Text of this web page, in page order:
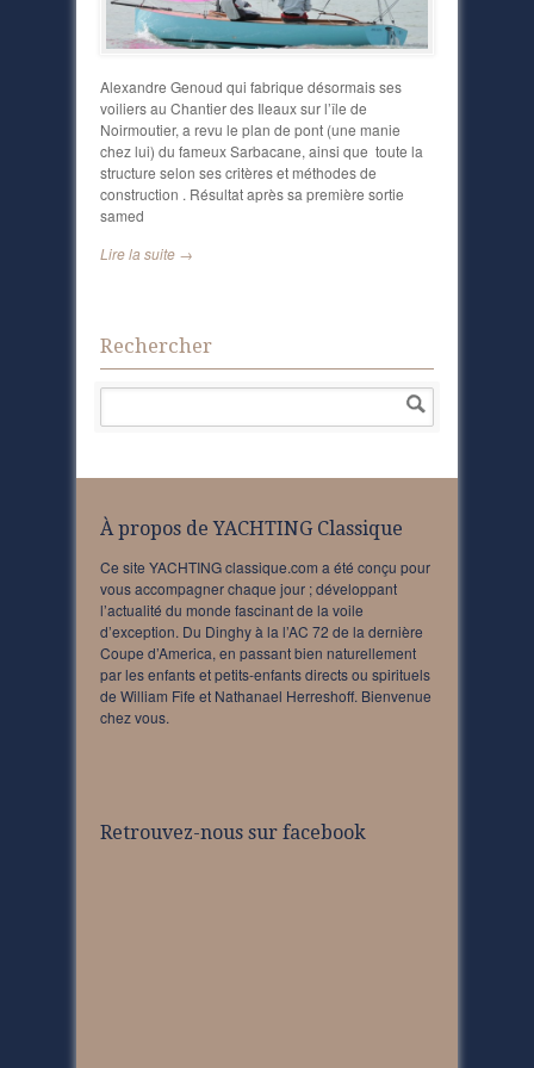
Alexandre Genoud qui fabrique désormais ses
voiliers au Chantier des Ileaux sur l’île de
Noirmoutier, a revu le plan de pont (une manie
chez lui) du fameux Sarbacane, ainsi que toute la
structure selon ses critères et méthodes de
construction . Résultat après sa première sortie
samed
Lire la suite →
Rechercher
À propos de YACHTING Classique
Ce site YACHTING classique.com a été conçu pour
vous accompagner chaque jour ; développant
l’actualité du monde fascinant de la voile
d’exception. Du Dinghy à la l’AC 72 de la dernière
Coupe d’America, en passant bien naturellement
par les enfants et petits-enfants directs ou spirituels
de William Fife et Nathanael Herreshoff. Bienvenue
chez vous.
Retrouvez-nous sur facebook